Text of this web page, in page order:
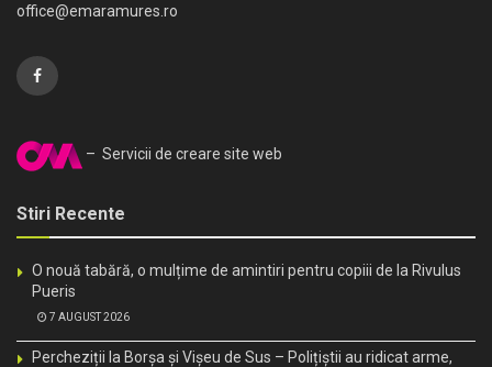
office@emaramures.ro
– Servicii de creare site web
Stiri Recente
O nouă tabără, o mulțime de amintiri pentru copiii de la Rivulus
Pueris
7 AUGUST 2026
Percheziții la Borșa și Vișeu de Sus – Polițiștii au ridicat arme,